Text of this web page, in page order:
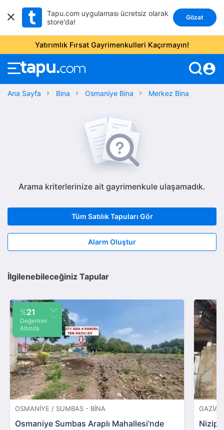
Tapu.com uygulaması ücretsiz olarak
store'da!
Gözat
Yatırımlık Fırsat Gayrimenkulleri Kaçırmayın!
account_circle
Ana Sayfa Bina Osmaniye Bina Merkez Bina
Arama kriterlerinize ait gayrimenkule ulaşamadık.
Tüm Satılık Tapuları Gör
Alarm Oluştur
İlgilenebileceğiniz Tapular
%21
Değerinin
Altında
OSMANIYE / SUMBAS - BINA
Osmaniye Sumbas Araplı Mahallesi'nde
Nizip